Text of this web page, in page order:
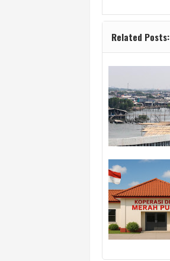
Related Posts: